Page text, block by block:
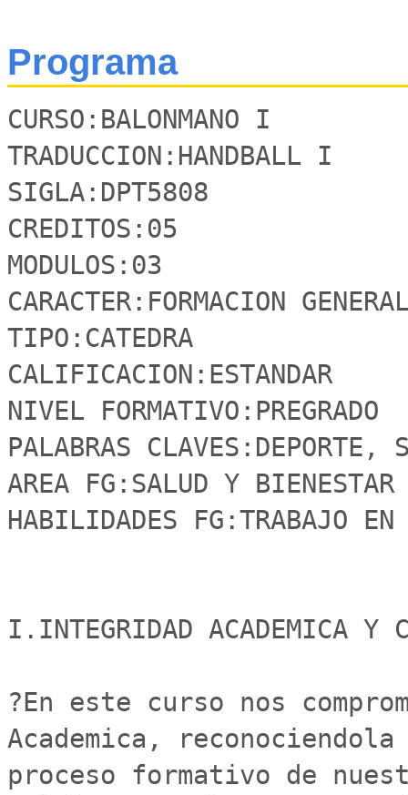
Programa
CURSO:BALONMANO I
TRADUCCION:HANDBALL I
SIGLA:DPT5808
CREDITOS:05
MODULOS:03
CARACTER:FORMACION
TIPO:CATEDRA
CALIFICACION:ESTANDAR
NIVEL FORMATIVO:PREGRADO
PALABRAS CLAVES:DEPORTE,
AREA FG:SALUD Y BIENESTAR
HABILIDADES FG:TRABAJO
I.INTEGRIDAD ACADEMICA Y
?En este curso nos
Academica,
proceso formativo de